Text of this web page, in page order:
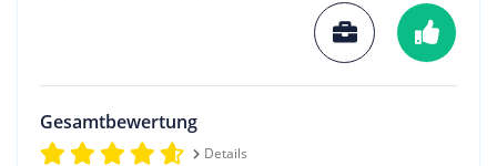
Gesamtbewertung
Details